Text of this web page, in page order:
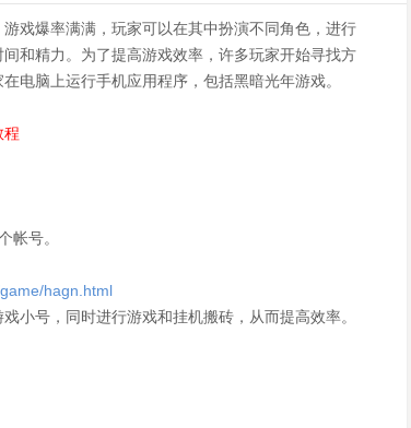
戏爆率满满，玩家可以在其中扮演不同角色，进行
和精力。为了提高游戏效率，许多玩家开始寻找方
电脑上运行手机应用程序，包括黑暗光年游戏。
程
帐号。
hagn.html
小号，同时进行游戏和挂机搬砖，从而提高效率。